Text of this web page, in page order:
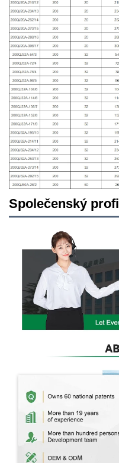
Společenský profil